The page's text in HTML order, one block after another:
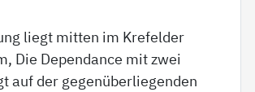
liegt mitten im Krefelder
Die Dependance mit zwei
auf der gegenüberliegenden